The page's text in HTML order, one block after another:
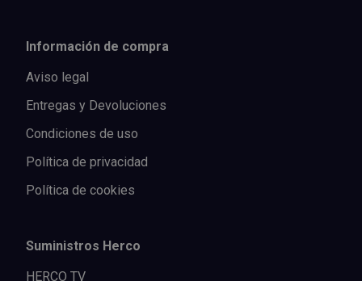
Información de compra
Aviso legal
Entregas y Devoluciones
Condiciones de uso
Política de privacidad
Política de cookies
Suministros Herco
HERCO TV